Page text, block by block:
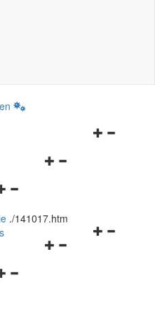
Navigationsmenü
./141017.htm
Navigationsmenü